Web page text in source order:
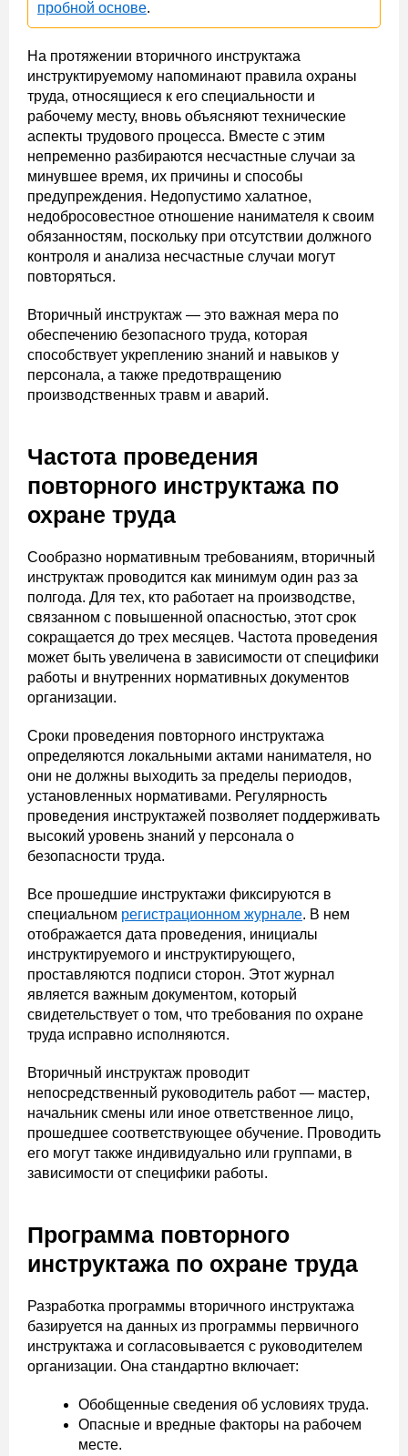
пробной основе.
На протяжении вторичного инструктажа
инструктируемому напоминают правила охраны
труда, относящиеся к его специальности и
рабочему месту, вновь объясняют технические
аспекты трудового процесса. Вместе с этим
непременно разбираются несчастные случаи за
минувшее время, их причины и способы
предупреждения. Недопустимо халатное,
недобросовестное отношение нанимателя к своим
обязанностям, поскольку при отсутствии должного
контроля и анализа несчастные случаи могут
повторяться.
Вторичный инструктаж — это важная мера по
обеспечению безопасного труда, которая
способствует укреплению знаний и навыков у
персонала, а также предотвращению
производственных травм и аварий.
Частота проведения
повторного инструктажа по
охране труда
Сообразно нормативным требованиям, вторичный
инструктаж проводится как минимум один раз за
полгода. Для тех, кто работает на производстве,
связанном с повышенной опасностью, этот срок
сокращается до трех месяцев. Частота проведения
может быть увеличена в зависимости от специфики
работы и внутренних нормативных документов
организации.
Сроки проведения повторного инструктажа
определяются локальными актами нанимателя, но
они не должны выходить за пределы периодов,
установленных нормативами. Регулярность
проведения инструктажей позволяет поддерживать
высокий уровень знаний у персонала о
безопасности труда.
Все прошедшие инструктажи фиксируются в
специальном регистрационном журнале. В нем
отображается дата проведения, инициалы
инструктируемого и инструктирующего,
проставляются подписи сторон. Этот журнал
является важным документом, который
свидетельствует о том, что требования по охране
труда исправно исполняются.
Вторичный инструктаж проводит
непосредственный руководитель работ — мастер,
начальник смены или иное ответственное лицо,
прошедшее соответствующее обучение. Проводить
его могут также индивидуально или группами, в
зависимости от специфики работы.
Программа повторного
инструктажа по охране труда
Разработка программы вторичного инструктажа
базируется на данных из программы первичного
инструктажа и согласовывается с руководителем
организации. Она стандартно включает:
Обобщенные сведения об условиях труда.
Опасные и вредные факторы на рабочем
месте.